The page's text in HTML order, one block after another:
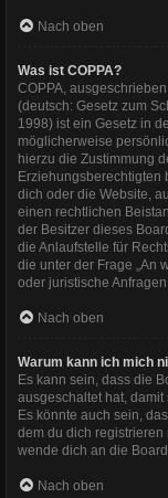
Nach oben
Was ist COPPA?
COPPA,
(deutsch: Gesetz zum
1998) ist ein Gesetz in
möglicherweise
hierzu die Zustimmung
Erziehungsberechtigten
dich oder die Website,
einen rechtlichen
der Besitzer dieses
die Anlaufstelle für
die unter der Frage „An
oder juristische
Nach oben
Warum kann ich mich
Es kann sein, dass die
ausgeschaltet hat,
Es könnte auch sein,
dem du dich registrieren
wende dich an die
Nach oben